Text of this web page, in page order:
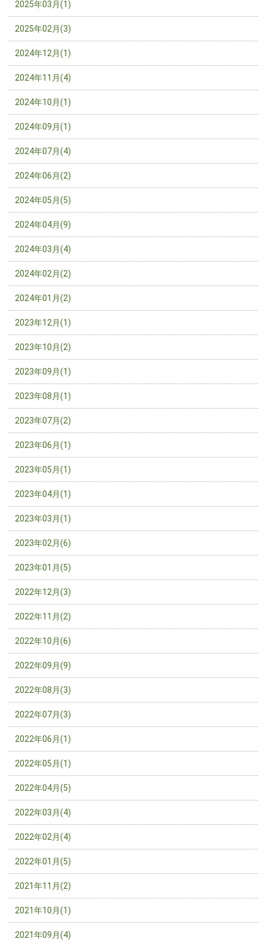
2025年03月(1)
2025年02月(3)
2024年12月(1)
2024年11月(4)
2024年10月(1)
2024年09月(1)
2024年07月(4)
2024年06月(2)
2024年05月(5)
2024年04月(9)
2024年03月(4)
2024年02月(2)
2024年01月(2)
2023年12月(1)
2023年10月(2)
2023年09月(1)
2023年08月(1)
2023年07月(2)
2023年06月(1)
2023年05月(1)
2023年04月(1)
2023年03月(1)
2023年02月(6)
2023年01月(5)
2022年12月(3)
2022年11月(2)
2022年10月(6)
2022年09月(9)
2022年08月(3)
2022年07月(3)
2022年06月(1)
2022年05月(1)
2022年04月(5)
2022年03月(4)
2022年02月(4)
2022年01月(5)
2021年11月(2)
2021年10月(1)
2021年09月(4)